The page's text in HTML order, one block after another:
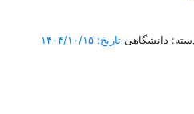
دانشگاهی تاریخ: ۱۴۰۴/۱۰/۱۵